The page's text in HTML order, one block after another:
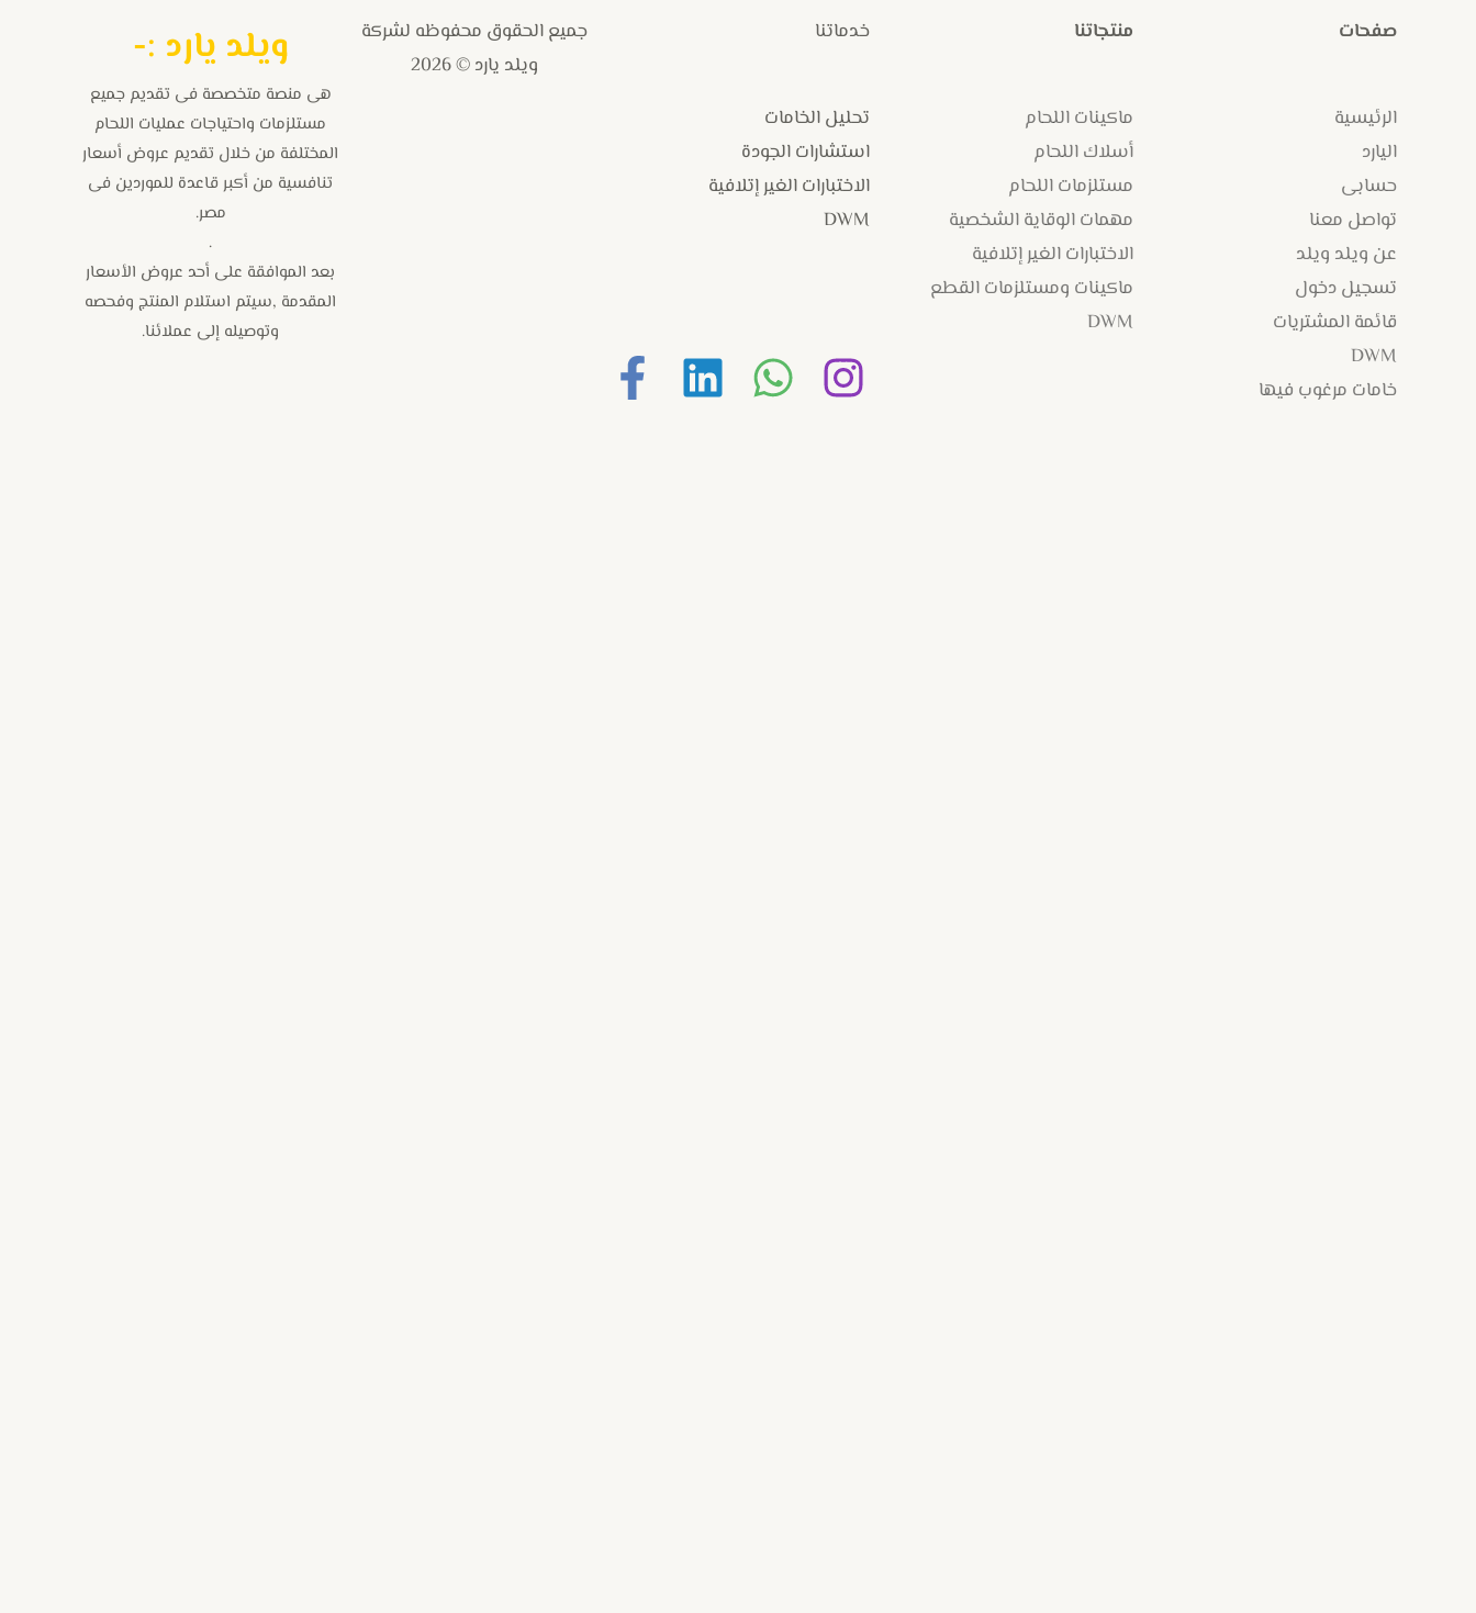
صفحات
الرئيسية
اليارد
حسابى
تواصل معنا
عن ويلد ويلد
تسجيل دخول
قائمة المشتريات
DWM
خامات مرغوب فيها
منتجاتنا
ماكينات اللحام
أسلاك اللحام
مستلزمات اللحام
مهمات الوقاية الشخصية
الاختبارات الغير إتلافية
ماكينات ومستلزمات القطع
DWM
خدماتنا
تحليل الخامات
استشارات الجودة
الاختبارات الغير إتلافية
DWM
جميع الحقوق محفوظه لشركة
ويلد يارد © 2026
ويلد يارد :-
هى منصة متخصصة فى تقديم جميع
مستلزمات واحتياجات عمليات اللحام
المختلفة من خلال تقديم عروض أسعار
تنافسية من أكبر قاعدة للموردين فى
مصر.
.
بعد الموافقة على أحد عروض الأسعار
المقدمة ,سيتم استلام المنتج وفحصه
وتوصيله إلى عملائنا.